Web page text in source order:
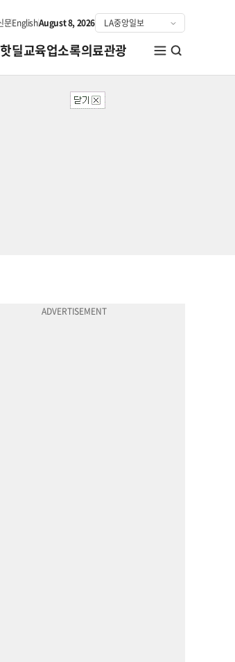
문EnglishAugust 8, 2026
핫딜교육업소록의료관광